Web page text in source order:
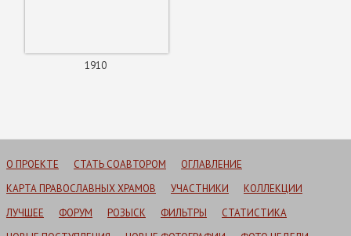
1910
О ПРОЕКТЕ СТАТЬ СОАВТОРОМ
ОГЛАВЛЕНИЕ
КАРТА ПРАВОСЛАВНЫХ ХРАМОВ
УЧАСТНИКИ
КОЛЛЕКЦИИ
ЛУЧШЕЕ
ФОРУМ РОЗЫСК ФИЛЬТРЫ
СТАТИСТИКА